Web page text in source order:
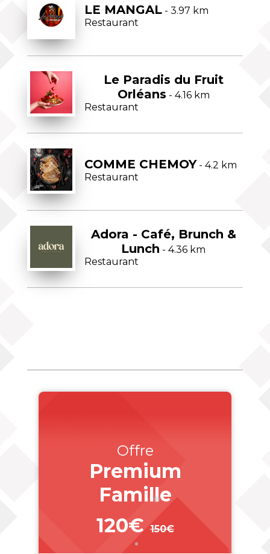
LE MANGAL- 3.97 km
Restaurant
Le Paradis du Fruit
Orléans - 4.16 km
Restaurant
COMME CHEMOY- 4.2 km
Restaurant
Adora - Café, Brunch &
Lunch - 4.36 km
Restaurant
Offre
Premium
Famille
120€ 150€
_